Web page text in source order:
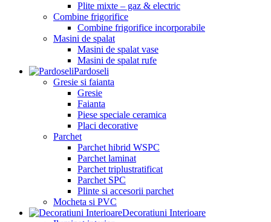
Plite mixte – gaz & electric
Combine frigorifice
Combine frigorifice incorporabile
Masini de spalat
Masini de spalat vase
Masini de spalat rufe
Pardoseli
Gresie si faianta
Gresie
Faianta
Piese speciale ceramica
Placi decorative
Parchet
Parchet hibrid WSPC
Parchet laminat
Parchet triplustratificat
Parchet SPC
Plinte si accesorii parchet
Mocheta si PVC
Decoratiuni Interioare